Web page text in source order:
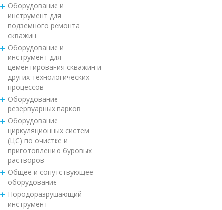
Оборудование и
инструмент для
подземного ремонта
скважин
Оборудование и
инструмент для
цементирования скважин и
других технологических
процессов
Оборудование
резервуарных парков
Оборудование
циркуляционных систем
(ЦС) по очистке и
приготовлению буровых
растворов
Общее и сопутствующее
оборудование
Породоразрушающий
инструмент